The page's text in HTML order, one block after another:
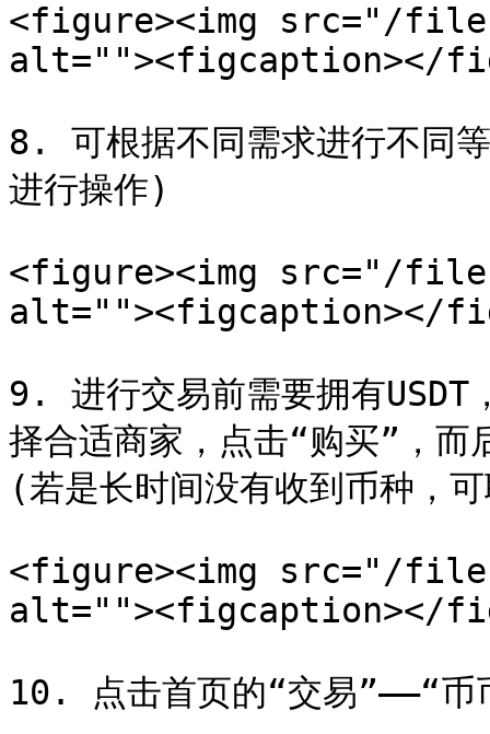
<figure><img src="/files/
alt=""><figcaption></
8. 可根据不同需求进行不同
进行操作)
<figure><img src="/files/
alt=""><figcaption></
9. 进行交易前需要拥有USDT
择合适商家，点击“购买”，而
(若是长时间没有收到币种，
<figure><img src="/files/
alt=""><figcaption></
10. 点击首页的“交易”——“币